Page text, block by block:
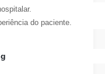
do paciente.